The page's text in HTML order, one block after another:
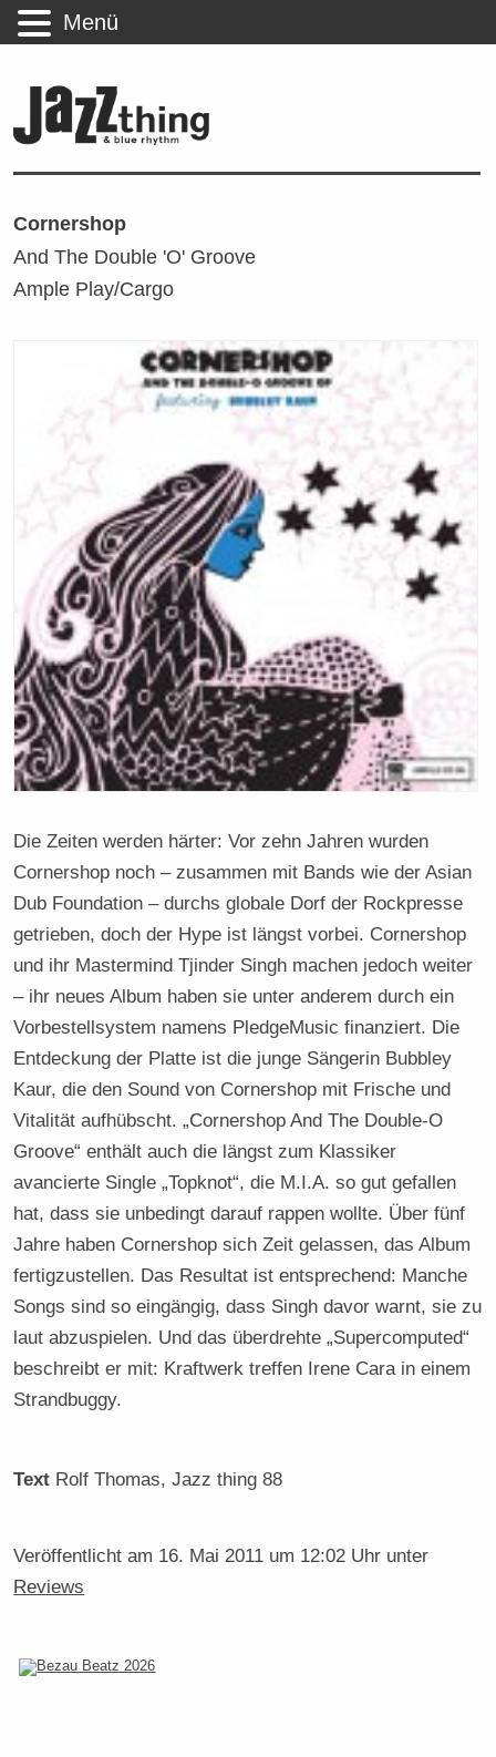
Cornershop
And The Double 'O' Groove
Ample Play/Cargo
Die Zeiten werden härter: Vor zehn Jahren wurden
Cornershop noch – zusammen mit Bands wie der Asian
Dub Foundation – durchs globale Dorf der Rockpresse
getrieben, doch der Hype ist längst vorbei. Cornershop
und ihr Mastermind Tjinder Singh machen jedoch weiter
– ihr neues Album haben sie unter anderem durch ein
Vorbestellsystem namens PledgeMusic finanziert. Die
Entdeckung der Platte ist die junge Sängerin Bubbley
Kaur, die den Sound von Cornershop mit Frische und
Vitalität aufhübscht. „Cornershop And The Double-O
Groove“ enthält auch die längst zum Klassiker
avancierte Single „Topknot“, die M.I.A. so gut gefallen
hat, dass sie unbedingt darauf rappen wollte. Über fünf
Jahre haben Cornershop sich Zeit gelassen, das Album
fertigzustellen. Das Resultat ist entsprechend: Manche
Songs sind so eingängig, dass Singh davor warnt, sie zu
laut abzuspielen. Und das überdrehte „Supercomputed“
beschreibt er mit: Kraftwerk treffen Irene Cara in einem
Strandbuggy.
Text Rolf Thomas , Jazz thing 88
Veröffentlicht am 16. Mai 2011 um 12:02 Uhr unter
Reviews
Menü